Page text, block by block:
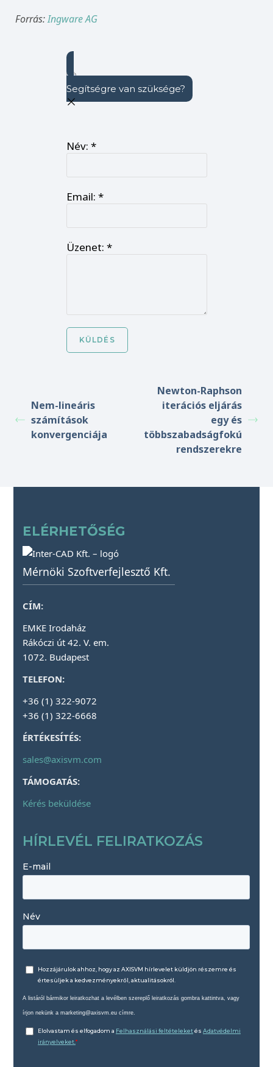
Forrás:Ingware AG
Segítségre van szüksége?
Név: *
Email: *
Üzenet: *
Nem-lineáris
számítások
konvergenciája
Newton-Raphson
iterációs eljárás
egy és
többszabadságfokú
rendszerekre
ELÉRHETŐSÉG
Mérnöki Szoftverfejlesztő Kft.
CÍM:
EMKE Irodaház
Rákóczi út 42. V. em.
1072. Budapest
TELEFON:
+36 (1) 322-9072
+36 (1) 322-6668
ÉRTÉKESÍTÉS:
sales@axisvm.com
TÁMOGATÁS:
Kérés beküldése
HÍRLEVÉL FELIRATKOZÁS